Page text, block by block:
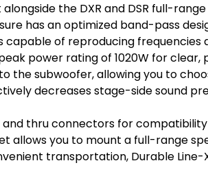
the DXR and DSR full-
has an optimized band-pass
capable of reproducing frequencies
power rating of 1020W for clear,
the subwoofer, allowing you to
decreases stage-side sound
and thru connectors for
allows you to mount a full-range
transportation, Durable